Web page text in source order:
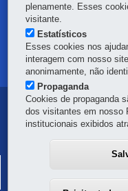
MAPA DO SITE
principal
SISTEMA
plenamente. Esses
visitante.
Estatísticos
Esses cookies nos
interagem com nosso
anonimamente, não
Propaganda
Cookies de propaganda
dos visitantes em nosso
institucionais exibidos